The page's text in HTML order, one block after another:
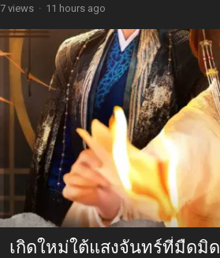
7 views · 11 hours ago
เกิดใหม่ใต้แสงจันทร์ที่มืดมิด